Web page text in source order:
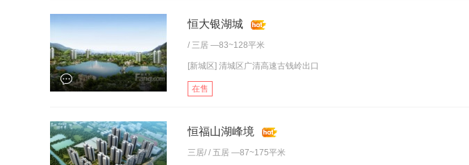
恒大银湖城
/ 三居 —83~128平米
[新城区] 清城区广清高速古钱岭出口
在售
恒福山湖峰境
三居/ / 五居 —87~175平米